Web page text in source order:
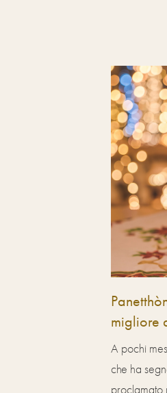
migliore
A pochi
che ha
proclamato